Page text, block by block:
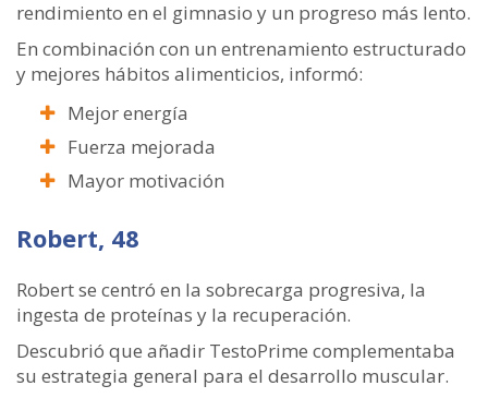
rendimiento en el gimnasio y un progreso más lento.
En combinación con un entrenamiento estructurado
y mejores hábitos alimenticios, informó:
Mejor energía
Fuerza mejorada
Mayor motivación
Robert, 48
Robert se centró en la sobrecarga progresiva, la
ingesta de proteínas y la recuperación.
Descubrió que añadir TestoPrime complementaba
su estrategia general para el desarrollo muscular.